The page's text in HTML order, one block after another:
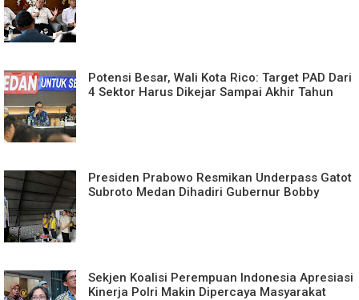
Potensi Besar, Wali Kota Rico: Target PAD Dari
4 Sektor Harus Dikejar Sampai Akhir Tahun
Presiden Prabowo Resmikan Underpass Gatot
Subroto Medan Dihadiri Gubernur Bobby
Sekjen Koalisi Perempuan Indonesia Apresiasi
Kinerja Polri Makin Dipercaya Masyarakat